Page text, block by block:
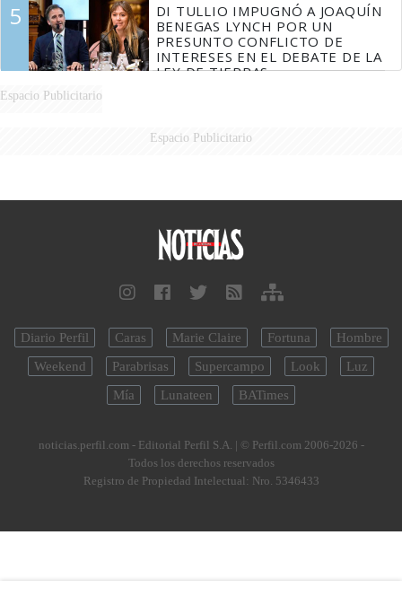
5
DI TULLIO IMPUGNÓ A JOAQUÍN
BENEGAS LYNCH POR UN
PRESUNTO CONFLICTO DE
INTERESES EN EL DEBATE DE LA
LEY DE TIERRAS
Espacio Publicitario
Espacio Publicitario
Diario Perfil Caras Marie Claire Fortuna
Hombre
Weekend
Parabrisas Supercampo Look
Luz
Mía
Lunateen BATimes
noticias.perfil.com - Editorial Perfil S.A. | © Perfil.com 2006-2026 -
Todos los derechos reservados
Registro de Propiedad Intelectual: Nro. 5346433